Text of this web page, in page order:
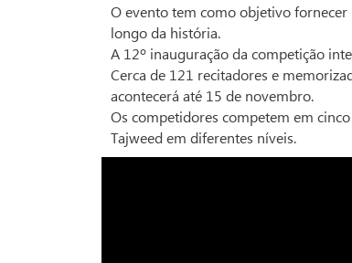
O evento tem como objetivo fornecer
longo da história.
A 12º inauguração da competição
Cerca de 121 recitadores e
acontecerá até 15 de novembro.
Os competidores competem em
Tajweed em diferentes níveis.